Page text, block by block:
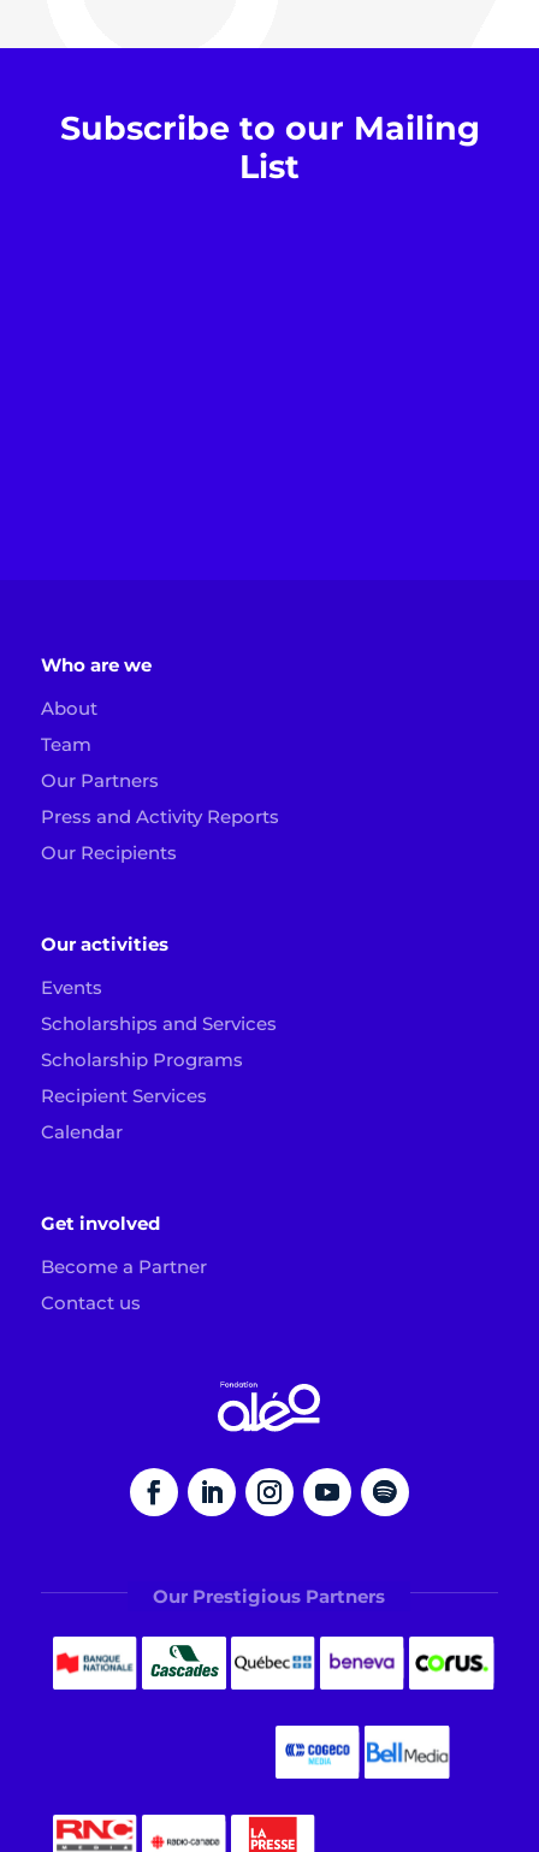
Subscribe to our Mailing
List
Who are we
About
Team
Our Partners
Press and Activity Reports
Our Recipients
Our activities
Events
Scholarships and Services
Scholarship Programs
Recipient Services
Calendar
Get involved
Become a Partner
Contact us
Our Prestigious Partners